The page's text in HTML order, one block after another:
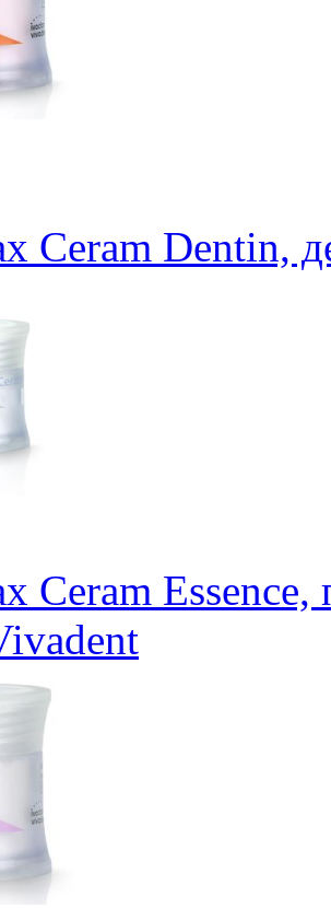
Ceram Dentin,
Ceram